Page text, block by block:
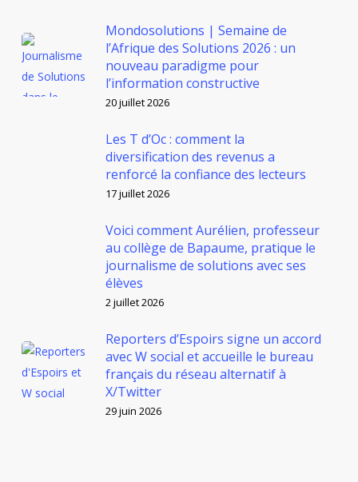
Mondosolutions | Semaine de
l’Afrique des Solutions 2026 : un
nouveau paradigme pour
l’information constructive
20 juillet 2026
Les T d’Oc : comment la
diversification des revenus a
renforcé la confiance des lecteurs
17 juillet 2026
Voici comment Aurélien, professeur
au collège de Bapaume, pratique le
journalisme de solutions avec ses
élèves
2 juillet 2026
Reporters d’Espoirs signe un accord
avec W social et accueille le bureau
français du réseau alternatif à
X/Twitter
29 juin 2026